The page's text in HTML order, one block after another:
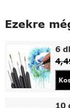
Ezekre
6
10